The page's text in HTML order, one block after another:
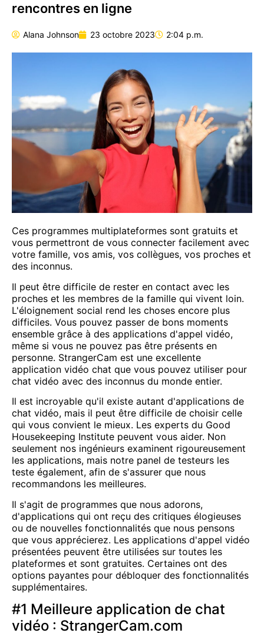
rencontres en ligne
Alana Johnson 23 octobre 2023 2:04 p.m.
Ces programmes multiplateformes sont gratuits et
vous permettront de vous connecter facilement avec
votre famille, vos amis, vos collègues, vos proches et
des inconnus.
Il peut être difficile de rester en contact avec les
proches et les membres de la famille qui vivent loin.
L'éloignement social rend les choses encore plus
difficiles. Vous pouvez passer de bons moments
ensemble grâce à des applications d'appel vidéo,
même si vous ne pouvez pas être présents en
personne. StrangerCam est une excellente
application vidéo chat que vous pouvez utiliser pour
chat vidéo avec des inconnus du monde entier.
Il est incroyable qu'il existe autant d'applications de
chat vidéo, mais il peut être difficile de choisir celle
qui vous convient le mieux. Les experts du Good
Housekeeping Institute peuvent vous aider. Non
seulement nos ingénieurs examinent rigoureusement
les applications, mais notre panel de testeurs les
teste également, afin de s'assurer que nous
recommandons les meilleures.
Il s'agit de programmes que nous adorons,
d'applications qui ont reçu des critiques élogieuses
ou de nouvelles fonctionnalités que nous pensons
que vous apprécierez. Les applications d'appel vidéo
présentées peuvent être utilisées sur toutes les
plateformes et sont gratuites. Certaines ont des
options payantes pour débloquer des fonctionnalités
supplémentaires.
#1 Meilleure application de chat
vidéo : StrangerCam.com